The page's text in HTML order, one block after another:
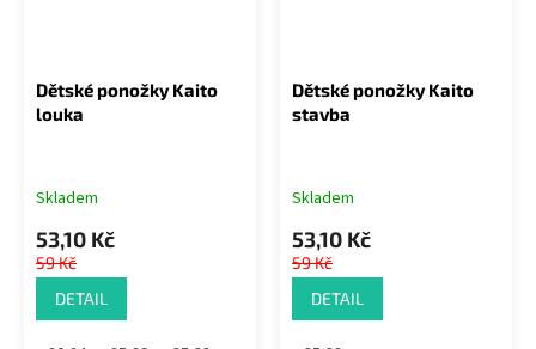
Dětské ponožky Kaito
louka
Skladem
53,10 Kč
59 Kč
DETAIL
Dětské ponožky Kaito
stavba
Skladem
53,10 Kč
59 Kč
DETAIL